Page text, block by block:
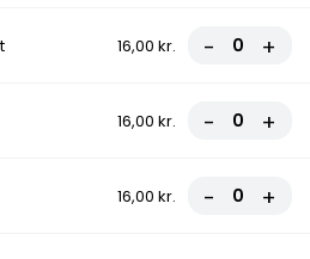
Tomat,
16,00 kr. - +
16,00 kr. - +
16,00 kr. - +